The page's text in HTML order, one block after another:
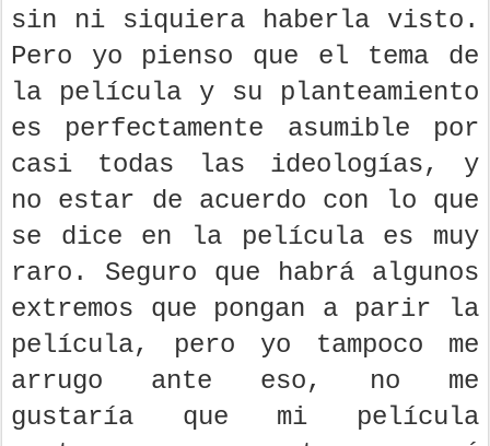
sin ni siquiera haberla visto.
Pero yo pienso que el tema de
la película y su planteamiento
es perfectamente asumible por
casi todas las ideologías, y
no estar de acuerdo con lo que
se dice en la película es muy
raro. Seguro que habrá algunos
extremos que pongan a parir la
película, pero yo tampoco me
arrugo ante eso, no me
gustaría que mi película